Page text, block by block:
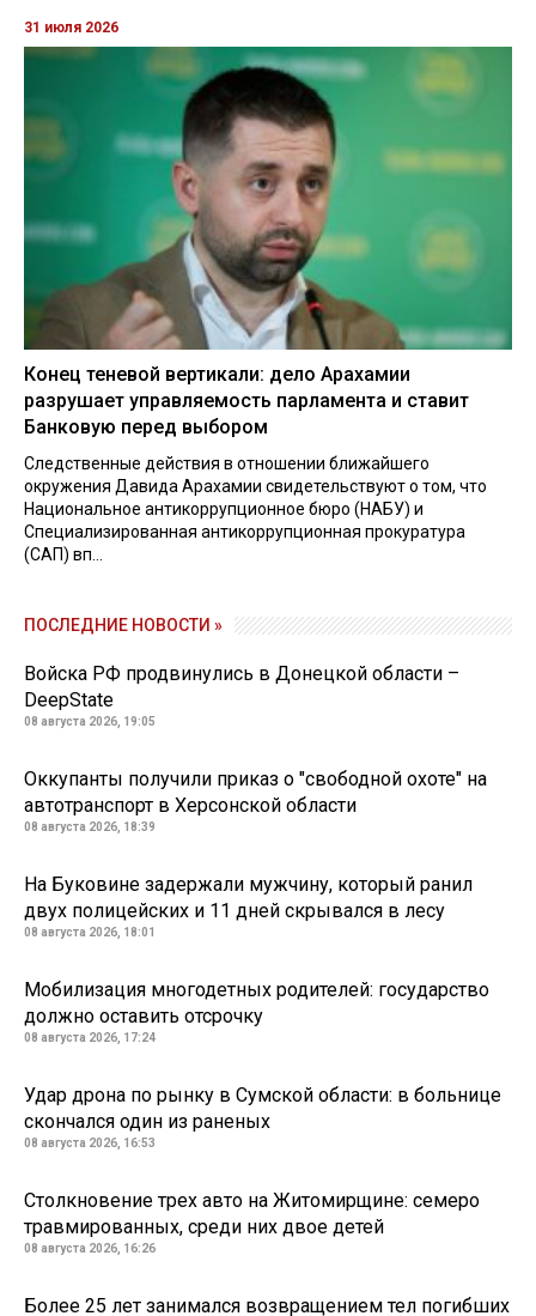
31 июля 2026
Конец теневой вертикали: дело Арахамии
разрушает управляемость парламента и ставит
Банковую перед выбором
Следственные действия в отношении ближайшего
окружения Давида Арахамии свидетельствуют о том, что
Национальное антикоррупционное бюро (НАБУ) и
Специализированная антикоррупционная прокуратура
(САП) вп...
ПОСЛЕДНИЕ НОВОСТИ »
Войска РФ продвинулись в Донецкой области –
DeepState
08 августа 2026, 19:05
Оккупанты получили приказ о "свободной охоте" на
автотранспорт в Херсонской области
08 августа 2026, 18:39
На Буковине задержали мужчину, который ранил
двух полицейских и 11 дней скрывался в лесу
08 августа 2026, 18:01
Мобилизация многодетных родителей: государство
должно оставить отсрочку
08 августа 2026, 17:24
Удар дрона по рынку в Сумской области: в больнице
скончался один из раненых
08 августа 2026, 16:53
Столкновение трех авто на Житомирщине: семеро
травмированных, среди них двое детей
08 августа 2026, 16:26
Более 25 лет занимался возвращением тел погибших